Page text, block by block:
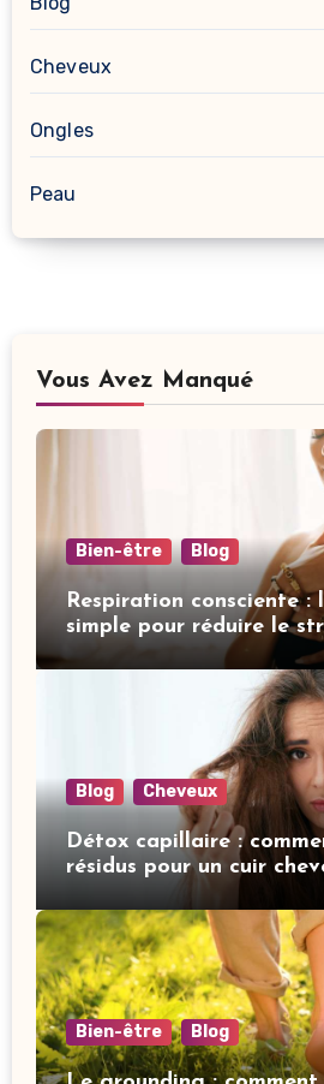
Cheveux
Ongles
Peau
Vous Avez Manqué
Bien-être Blog
Respiration consciente :
simple pour réduire le
améliorer votre sommeil
Blog Cheveux
Détox capillaire :
résidus pour un cuir
Bien-être Blog